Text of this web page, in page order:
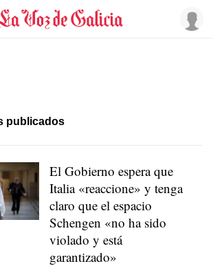
publicados
El Gobierno espera que
Italia «reaccione» y tenga
claro que el espacio
Schengen «no ha sido
violado y está
garantizado»